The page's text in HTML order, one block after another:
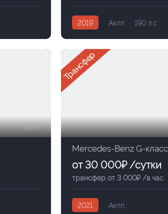
2019 Акпп 190 л.с.
3
Трансфер
Mercedes-Benz G-класс
от 30 000₽ /сутки
трансфер от 3 000₽ /в час
2021 Акпп